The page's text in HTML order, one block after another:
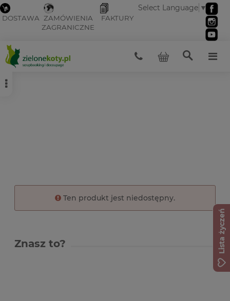
DOSTAWA ZAMÓWIENIA
ZAGRANICZNE
FAKTURY
Select Language ▼
Ten produkt jest niedostępny.
Znasz to? Lista życzeń